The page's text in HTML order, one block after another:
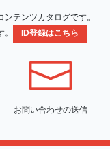
テンツカタログです。
ID登録はこちら
お問い合わせの送信